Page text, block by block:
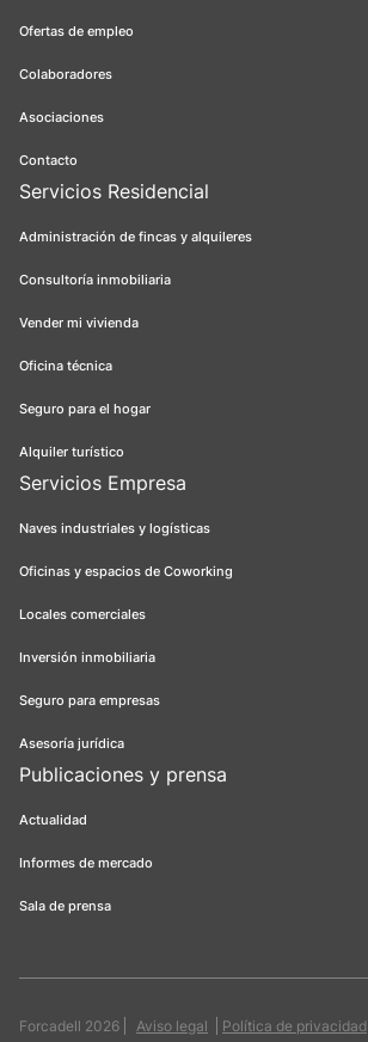
Ofertas de empleo
Colaboradores
Asociaciones
Contacto
Servicios Residencial
Administración de fincas y alquileres
Consultoría inmobiliaria
Vender mi vivienda
Oficina técnica
Seguro para el hogar
Alquiler turístico
Servicios Empresa
Naves industriales y logísticas
Oficinas y espacios de Coworking
Locales comerciales
Inversión inmobiliaria
Seguro para empresas
Asesoría jurídica
Publicaciones y prensa
Actualidad
Informes de mercado
Sala de prensa
Forcadell 2026 Aviso legal Política de privacidad